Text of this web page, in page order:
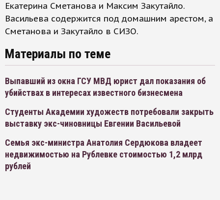
Екатерина Сметанова и Максим Закутайло.
Васильева содержится под домашним арестом, а
Сметанова и Закутайло в СИЗО.
Материалы по теме
Выпавший из окна ГСУ МВД юрист дал показания об
убийствах в интересах известного бизнесмена
Студенты Академии художеств потребовали закрыть
выставку экс-чиновницы Евгении Васильевой
Семья экс-министра Анатолия Сердюкова владеет
недвижимостью на Рублевке стоимостью 1,2 млрд
рублей